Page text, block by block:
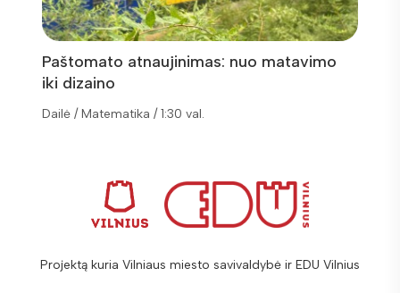
Paštomato atnaujinimas: nuo matavimo
iki dizaino
Dailė / Matematika / 1:30 val.
Projektą kuria Vilniaus miesto savivaldybė ir EDU Vilnius